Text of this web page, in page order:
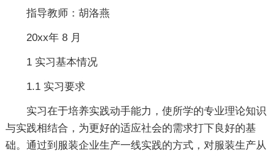
指导教师：胡洛燕
20xx年 8 月
1 实习基本情况
1.1 实习要求
实习在于培养实践动手能力，使所学的专业理论知识
与实践相结合，为更好的适应社会的需求打下良好的基
础。通过到服装企业生产一线实践的方式，对服装生产从